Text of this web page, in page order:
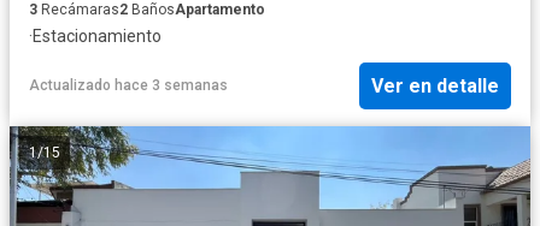
3 Recámaras2 BañosApartamento
·Estacionamiento
Actualizado hace 3 semanas Ver en detalle
1/15